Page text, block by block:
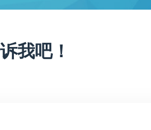
我吧！